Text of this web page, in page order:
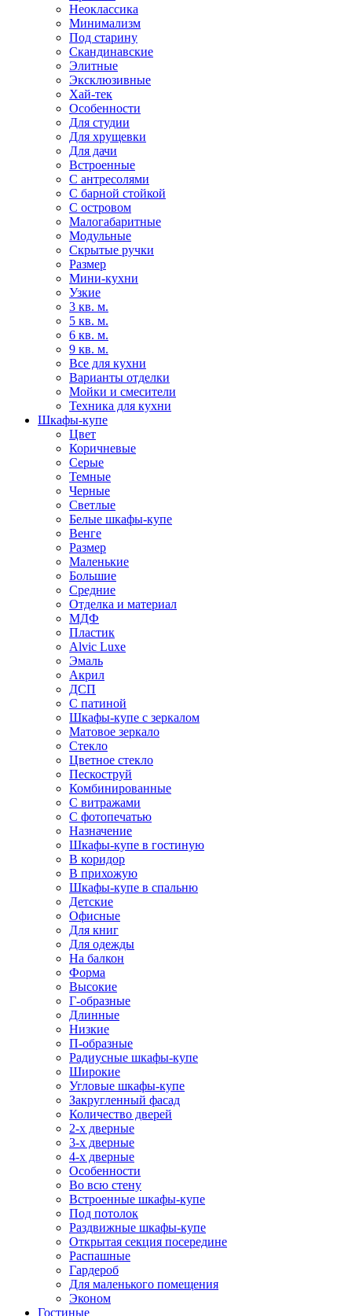
Неоклассика
Минимализм
Под старину
Скандинавские
Элитные
Эксклюзивные
Хай-тек
Особенности
Для студии
Для хрущевки
Для дачи
Встроенные
С антресолями
С барной стойкой
С островом
Малогабаритные
Модульные
Скрытые ручки
Размер
Мини-кухни
Узкие
3 кв. м.
5 кв. м.
6 кв. м.
9 кв. м.
Все для кухни
Варианты отделки
Мойки и смесители
Техника для кухни
Шкафы-купе
Цвет
Коричневые
Серые
Темные
Черные
Светлые
Белые шкафы-купе
Венге
Размер
Маленькие
Большие
Средние
Отделка и материал
МДФ
Пластик
Alvic Luxe
Эмаль
Акрил
ДСП
С патиной
Шкафы-купе с зеркалом
Матовое зеркало
Стекло
Цветное стекло
Пескоструй
Комбинированные
С витражами
С фотопечатью
Назначение
Шкафы-купе в гостиную
В коридор
В прихожую
Шкафы-купе в спальню
Детские
Офисные
Для книг
Для одежды
На балкон
Форма
Высокие
Г-образные
Длинные
Низкие
П-образные
Радиусные шкафы-купе
Широкие
Угловые шкафы-купе
Закругленный фасад
Количество дверей
2-х дверные
3-х дверные
4-х дверные
Особенности
Во всю стену
Встроенные шкафы-купе
Под потолок
Раздвижные шкафы-купе
Открытая секция посередине
Распашные
Гардероб
Для маленького помещения
Эконом
Гостиные